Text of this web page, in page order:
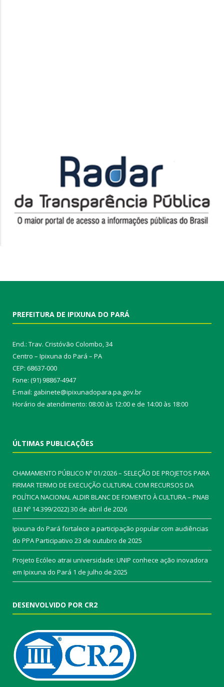
PREFEITURA DE IPIXUNA DO PARÁ
End.: Trav. Cristóvão Colombo, 34
Centro – Ipixuna do Pará – PA
CEP: 68637-000
Fone: (91) 98867-4947
E-mail: gabinete@ipixunadopara.pa.gov.br
Horário de atendimento: 08:00 às 12:00 e de 14:00 às 18:00
ÚLTIMAS PUBLICAÇÕES
CHAMAMENTO PÚBLICO Nº 01/2026 – SELEÇÃO DE PROJETOS PARA
FIRMAR TERMO DE EXECUÇÃO CULTURAL COM RECURSOS DA
POLÍTICA NACIONAL ALDIR BLANC DE FOMENTO À CULTURA – PNAB
(LEI Nº 14.399/2022)30 de abril de 2026
Ipixuna do Pará fortalece a participação popular com audiências
do PPA Participativo 23 de outubro de 2025
Projeto Ecóleo atrai universidade: UNIP conhece ação inovadora
em Ipixuna do Pará 1 de julho de 2025
DESENVOLVIDO POR CR2